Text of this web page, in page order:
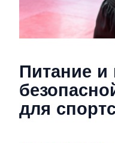
Питание и
для